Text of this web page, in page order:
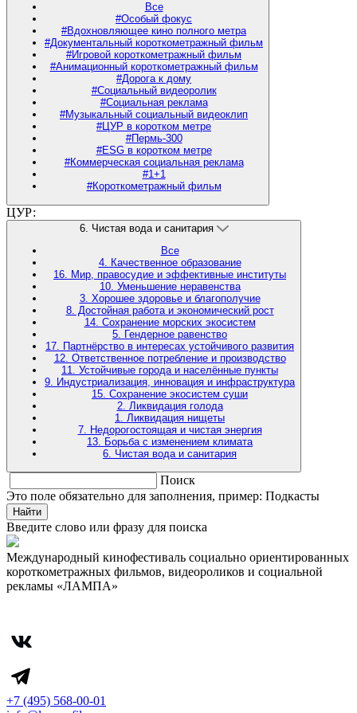
Все
#Особый фокус
#Вдохновляющее кино полного метра
#Документальный короткометражный фильм
#Игровой короткометражный фильм
#Анимационный короткометражный фильм
#Дорога к дому
#Социальный видеоролик
#Социальная реклама
#Музыкальный социальный видеоклип
#ЦУР в коротком метре
#Пермь-300
#ESG в коротком метре
#Коммерческая социальная реклама
#1+1
#Короткометражный фильм
ЦУР:
6. Чистая вода и санитария
Все
4. Качественное образование
16. Мир, правосудие и эффективные институты
10. Уменьшение неравенства
3. Хорошее здоровье и благополучие
8. Достойная работа и экономический рост
14. Сохранение морских экосистем
5. Гендерное равенство
17. Партнёрство в интересах устойчивого развития
12. Ответственное потребление и производство
11. Устойчивые города и населённые пункты
9. Индустриализация, инновация и инфраструктура
15. Сохранение экосистем суши
2. Ликвидация голода
1. Ликвидация нищеты
7. Недорогостоящая и чистая энергия
13. Борьба с изменением климата
6. Чистая вода и санитария
Поиск
Это поле обязательно для заполнения, пример: Подкасты
Найти
Введите слово или фразу для поиска
Международный кинофестиваль социально ориентированных
короткометражных фильмов, видеороликов и социальной
рекламы «ЛАМПА»
+7 (495) 568-00-01